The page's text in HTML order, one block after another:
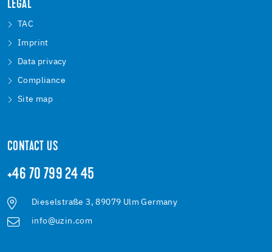
LEGAL
TAC
Imprint
Data privacy
Compliance
Site map
CONTACT US
+46 70 799 24 45
Dieselstraße 3, 89079 Ulm Germany
info@uzin.com